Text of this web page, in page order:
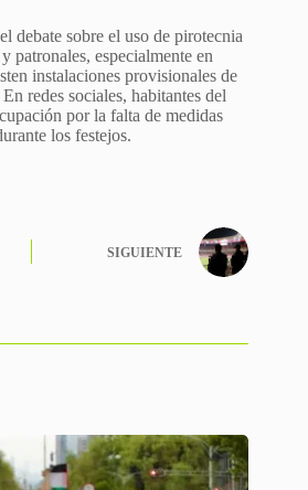
debate sobre el uso de pirotecnia
patronales, especialmente en
instalaciones provisionales de
redes sociales, habitantes del
por la falta de medidas
los festejos.
SIGUIENTE